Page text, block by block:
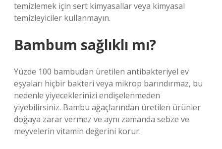
temizlemek için sert kimyasallar veya kimyasal
temizleyiciler kullanmayın.
Bambum sağlıklı mı?
Yüzde 100 bambudan üretilen antibakteriyel ev
eşyaları hiçbir bakteri veya mikrop barındırmaz, bu
nedenle yiyeceklerinizi endişelenmeden
yiyebilirsiniz. Bambu ağaçlarından üretilen ürünler
doğaya zarar vermez ve aynı zamanda sebze ve
meyvelerin vitamin değerini korur.